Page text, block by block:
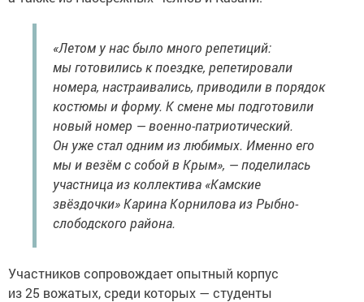
«Летом у нас было много репетиций:
мы готовились к поездке, репетировали
номера, настраивались, приводили в порядок
костюмы и форму. К смене мы подготовили
новый номер — военно-патриотический.
Он уже стал одним из любимых. Именно его
мы и везём с собой в Крым», — поделилась
участница из коллектива «Камские
звёздочки» Карина Корнилова из Рыбно-
слободского района.
Участников сопровождает опытный корпус
из 25 вожатых, среди которых — студенты